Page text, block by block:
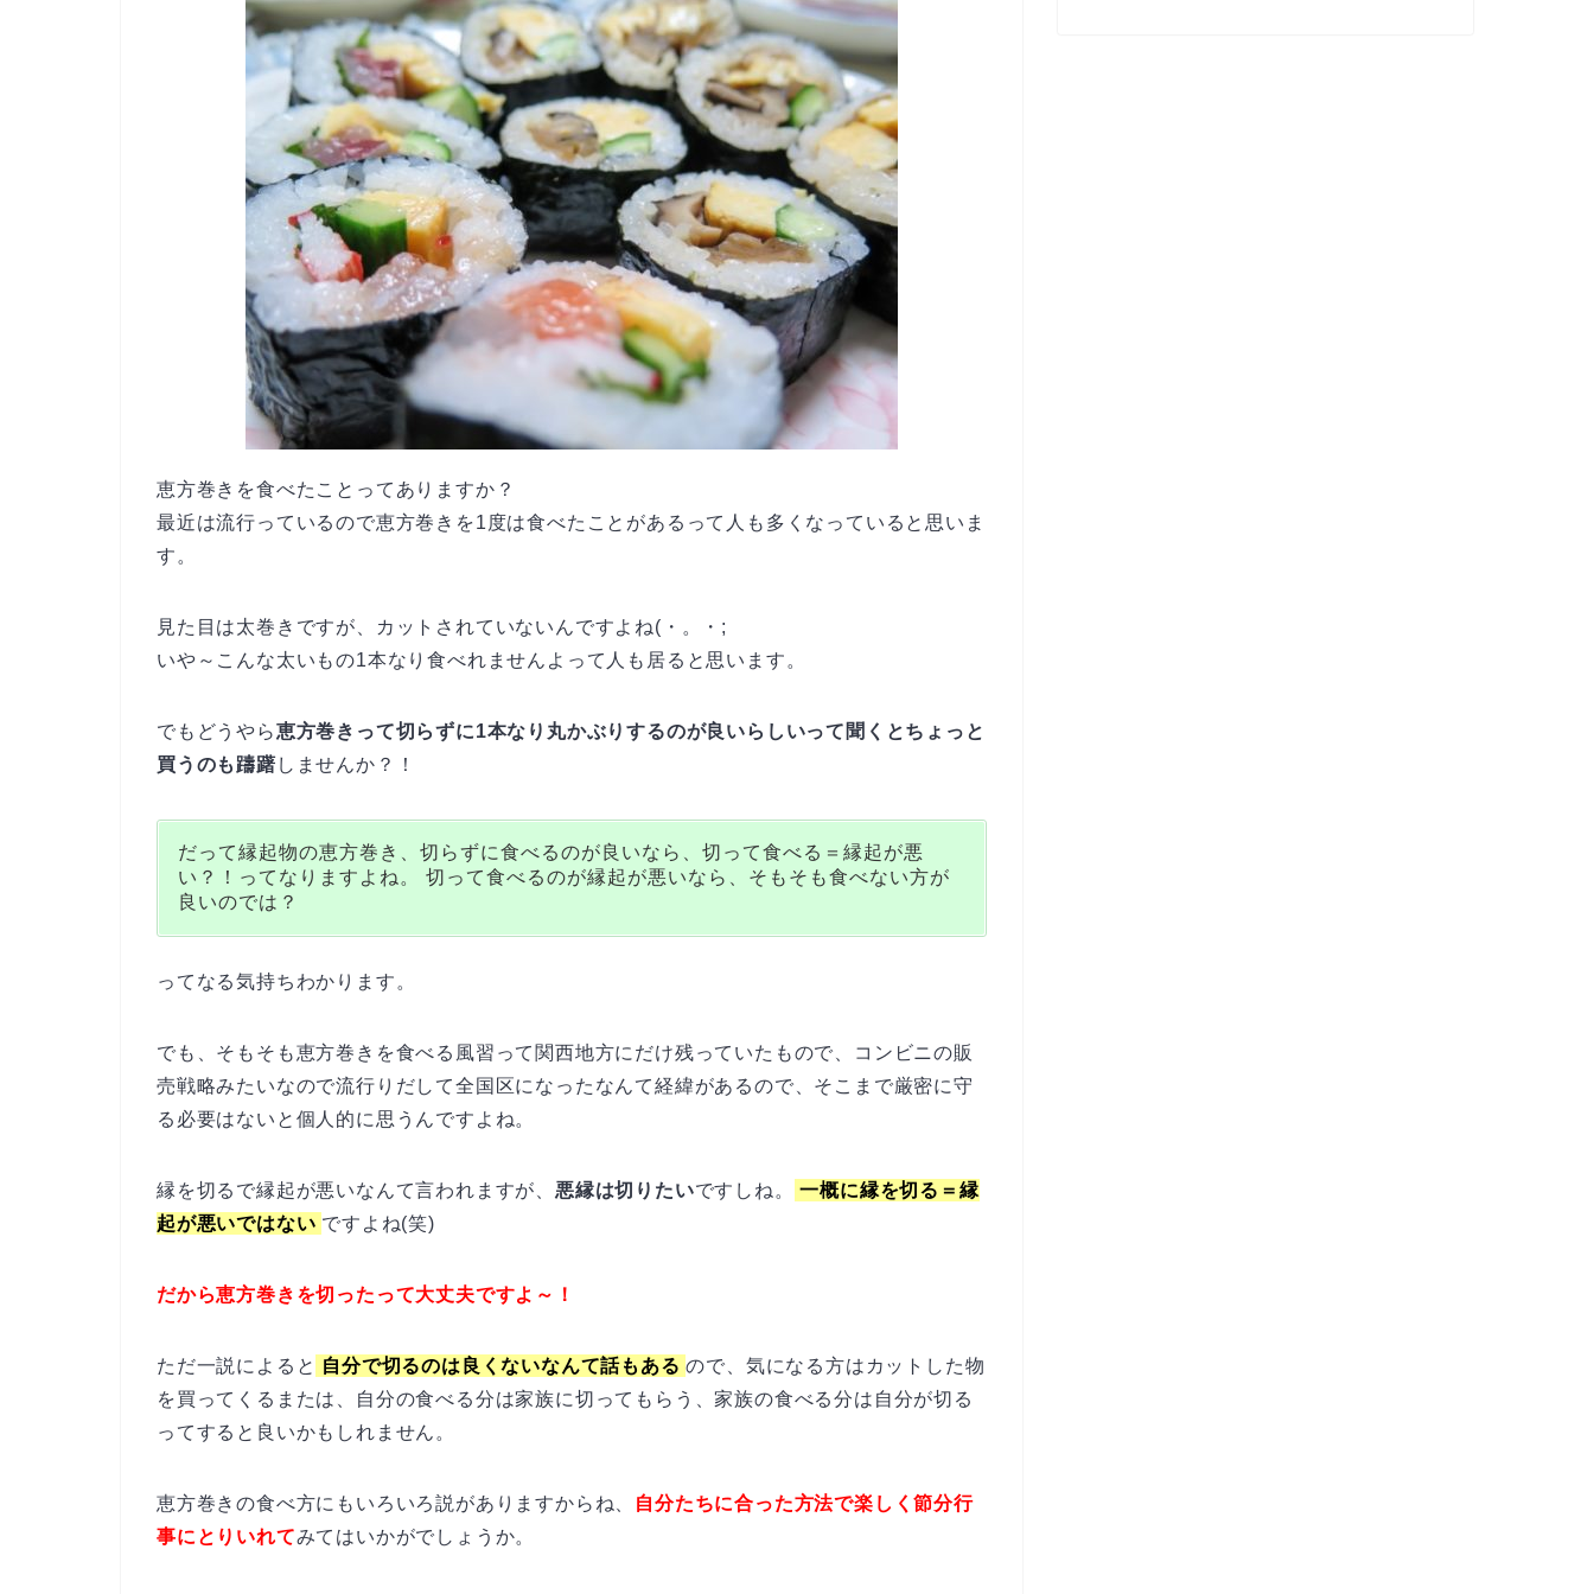
恵方巻きを食べたことってありますか？
最近は流行っているので恵方巻きを1度は食べたことがあるって人も多くなっていると思いま
す。
見た目は太巻きですが、カットされていないんですよね(・。・;
いや～こんな太いもの1本なり食べれませんよって人も居ると思います。
でもどうやら恵方巻きって切らずに1本なり丸かぶりするのが良いらしいって聞くとちょっと
買うのも躊躇しませんか？！
だって縁起物の恵方巻き、切らずに食べるのが良いなら、切って食べる＝縁起が悪
い？！ってなりますよね。 切って食べるのが縁起が悪いなら、そもそも食べない方が
良いのでは？
ってなる気持ちわかります。
でも、そもそも恵方巻きを食べる風習って関西地方にだけ残っていたもので、コンビニの販
売戦略みたいなので流行りだして全国区になったなんて経緯があるので、そこまで厳密に守
る必要はないと個人的に思うんですよね。
縁を切るで縁起が悪いなんて言われますが、 悪縁は切りたいですしね。
一概に縁を切る＝縁
起が悪いではない ですよね(笑)
だから恵方巻きを切ったって大丈夫ですよ～！
ただ一説によると 自分で切るのは良くないなんて話もある ので、気になる方はカットした物
を買ってくるまたは、自分の食べる分は家族に切ってもらう、家族の食べる分は自分が切る
ってすると良いかもしれません。
恵方巻きの食べ方にもいろいろ説がありますからね、
自分たちに合った方法で楽しく節分行
事にとりいれてみてはいかがでしょうか。